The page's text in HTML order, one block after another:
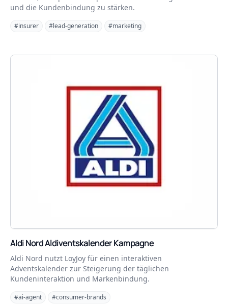
und die Kundenbindung zu stärken.
#insurer #lead-generation #marketing
Aldi Nord Aldiventskalender Kampagne
Aldi Nord nutzt LoyJoy für einen interaktiven
Adventskalender zur Steigerung der täglichen
Kundeninteraktion und Markenbindung.
#ai-agent #consumer-brands